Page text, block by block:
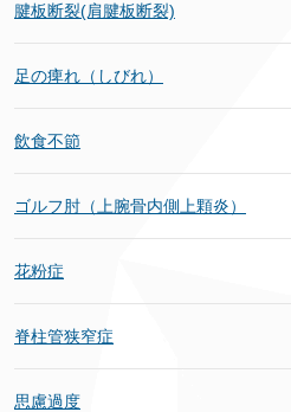
腱板断裂(肩腱板断裂)
足の痺れ（しびれ）
飲食不節
ゴルフ肘（上腕骨内側上顆炎）
花粉症
脊柱管狭窄症
思慮過度